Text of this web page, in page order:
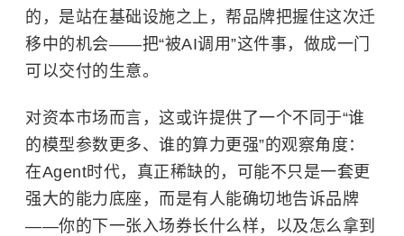
的，是站在基础设施之上，帮品牌把握住这次迁
移中的机会——把“被AI调用”这件事，做成一门
可以交付的生意。
对资本市场而言，这或许提供了一个不同于“谁
的模型参数更多、谁的算力更强”的观察角度：
在Agent时代，真正稀缺的，可能不只是一套更
强大的能力底座，而是有人能确切地告诉品牌
——你的下一张入场券长什么样，以及怎么拿到